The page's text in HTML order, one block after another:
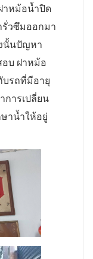
าหม้อน้ำปิด
วซึมออกมา
นั้นปัญหา
อบ ฝาหม้อ
บรถที่มีอายุ
การเปลี่ยน
าน้ำให้อยู่